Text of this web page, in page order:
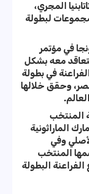
المجري،
لبطولة
في مؤتمر
معه بشكل
في بطولة
وحقق خلالها
المنتخب
الماراثونية
وفي
المنتخب
الفراعنة البطولة